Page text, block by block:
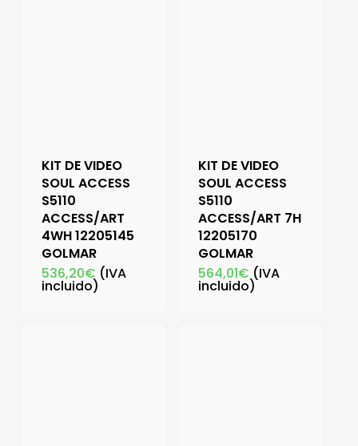
KIT DE VIDEO
SOUL ACCESS
S5110
ACCESS/ART
4WH 12205145
GOLMAR
536,20€ (IVA
incluido)
KIT DE VIDEO
SOUL ACCESS
S5110
ACCESS/ART 7H
12205170
GOLMAR
564,01€ (IVA
incluido)